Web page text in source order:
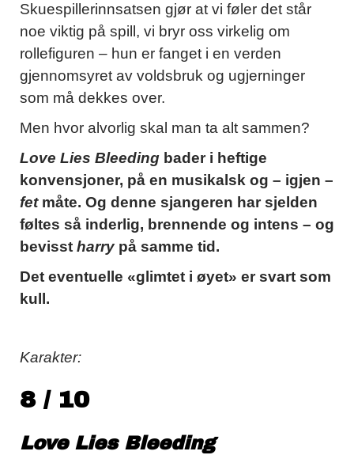
Skuespillerinnsatsen gjør at vi føler det står
noe viktig på spill, vi bryr oss virkelig om
rollefiguren – hun er fanget i en verden
gjennomsyret av voldsbruk og ugjerninger
som må dekkes over.
Men hvor alvorlig skal man ta alt sammen?
Love Lies Bleeding bader i heftige
konvensjoner, på en musikalsk og – igjen –
fetmåte. Og denne sjangeren har sjelden
føltes så inderlig, brennende og intens – og
bevisst harry på samme tid.
Det eventuelle «glimtet i øyet» er svart som
kull.
Karakter:
8 / 10
Love Lies Bleeding